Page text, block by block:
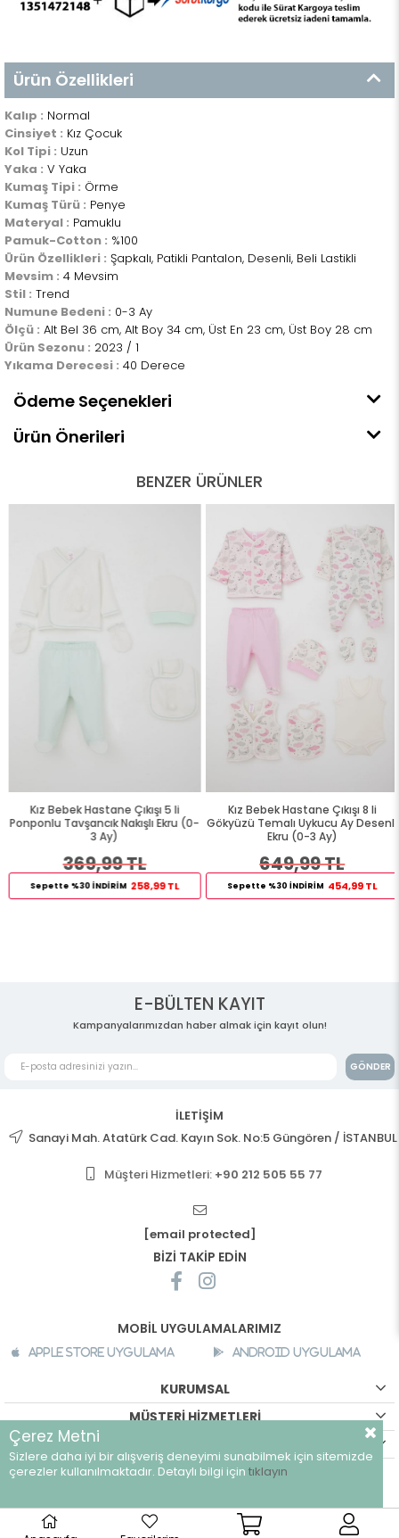
Ürün Özellikleri
Kalıp : Normal
Cinsiyet : Kız Çocuk
Kol Tipi : Uzun
Yaka : V Yaka
Kumaş Tipi : Örme
Kumaş Türü : Penye
Materyal : Pamuklu
Pamuk-Cotton : %100
Ürün Özellikleri : Şapkalı, Patikli Pantalon, Desenli, Beli Lastikli
Mevsim : 4 Mevsim
Stil : Trend
Numune Bedeni : 0-3 Ay
Ölçü : Alt Bel 36 cm, Alt Boy 34 cm, Üst En 23 cm, Üst Boy 28 cm
Ürün Sezonu : 2023 / 1
Yıkama Derecesi : 40 Derece
Ödeme Seçenekleri
Ürün Önerileri
BENZER ÜRÜNLER
Kız Bebek Hastane Çıkışı 5 li
Ponponlu Tavşancık Nakışlı Ekru (0-
3 Ay)
369,99 TL
Sepette %30 İNDİRİM 258,99 TL
Kız Bebek Hastane Çıkışı 8 li
Gökyüzü Temalı Uykucu Ay Desenli
Ekru (0-3 Ay)
649,99 TL
Sepette %30 İNDİRİM 454,99 TL
E-BÜLTEN KAYIT
Kampanyalarımızdan haber almak için kayıt olun!
GÖNDER
İLETİŞİM
Sanayi Mah. Atatürk Cad. Kayın Sok. No:5 Güngören / İSTANBUL
Müşteri Hizmetleri: +90 212 505 55 77
[email protected]
BİZİ TAKİP EDİN
MOBİL UYGULAMALARIMIZ
Apple Store Uygulama Android Uygulama
KURUMSAL
MÜŞTERİ HİZMETLERİ
©breeze.com.tr - Tüm hakları saklıdır.
Çerez Metni
Sizlere daha iyi bir alışveriş deneyimi sunabilmek için sitemizde
çerezler kullanılmaktadır. Detaylı bilgi için tıklayın